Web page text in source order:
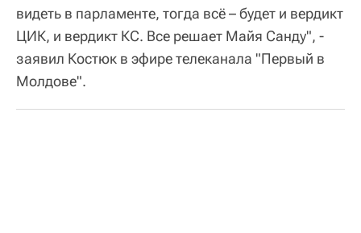
видеть в парламенте, тогда всё – будет и вердикт
ЦИК, и вердикт КС. Все решает Майя Санду", -
заявил Костюк в эфире телеканала "Первый в
Молдове".